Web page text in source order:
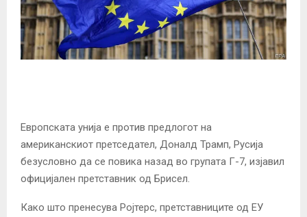
Европската унија е против предлогот на
американскиот претседател, Доналд Трамп, Русија
безусловно да се повика назад во групата Г-7, изјавил
официјален претставник од Брисел.
Како што пренесува Ројтерс, претставниците од ЕУ